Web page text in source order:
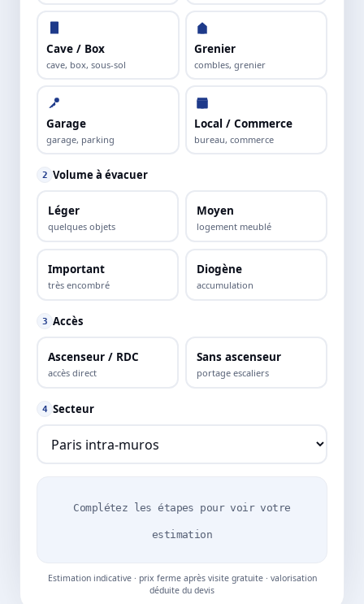
Cave / Box
cave, box, sous-sol
Grenier
combles, grenier
Garage
garage, parking
Local / Commerce
bureau, commerce
2 Volume à évacuer
Léger
quelques objets
Moyen
logement meublé
Important
très encombré
Diogène
accumulation
3 Accès
Ascenseur / RDC
accès direct
Sans ascenseur
portage escaliers
4 Secteur
Complétez les étapes pour voir votre
estimation
Estimation indicative · prix ferme après visite gratuite · valorisation
déduite du devis